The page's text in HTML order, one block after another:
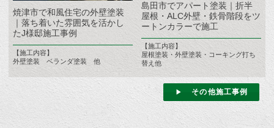
焼津市で和風住宅の外壁塗装
｜落ち着いた雰囲気を活かし
たJ様邸施工事例
【施工内容】
外壁塗装 ベランダ塗装 他
島田市でアパート塗装｜折半
屋根・ALC外壁・鉄骨階段をツ
ートンカラーで施工
【施工内容】
屋根塗装・外壁塗装・コーキング打ち
替え他
その他施工事例